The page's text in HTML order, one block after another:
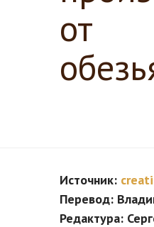
от
Источник:
Перевод:
Редактура: